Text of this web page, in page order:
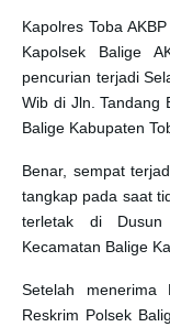
Kapolres Toba
Kapolsek Balige
pencurian terjadi
Wib di Jln. Tandang
Balige Kabupaten
Benar, sempat
tangkap pada saat
terletak di
Kecamatan Balige
Setelah menerima
Reskrim Polsek